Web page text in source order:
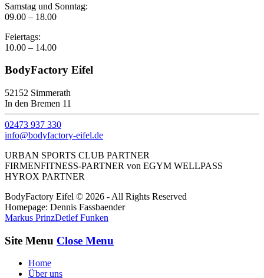
Samstag und Sonntag:
09.00 – 18.00
Feiertags:
10.00 – 14.00
BodyFactory Eifel
52152 Simmerath
In den Bremen 11
02473 937 330
info@bodyfactory-eifel.de
URBAN SPORTS CLUB PARTNER
FIRMENFITNESS-PARTNER von EGYM WELLPASS
HYROX PARTNER
BodyFactory Eifel © 2026 - All Rights Reserved
Homepage: Dennis Fassbaender
Markus PrinzDetlef Funken
Site Menu Close Menu
Home
Über uns